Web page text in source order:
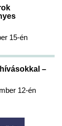
15-én
–
12-én